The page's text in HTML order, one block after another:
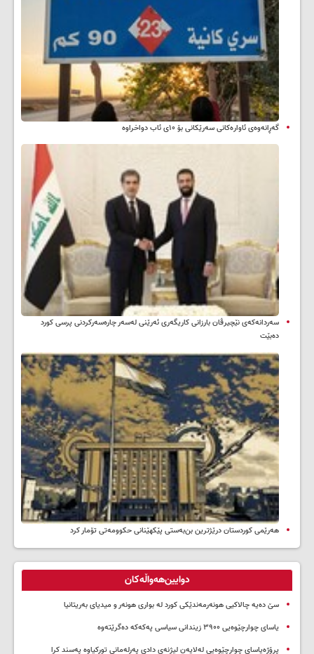
گەڕانەوەی ئاوارەکانی سەرێکانی بۆ ۱۰ی ئاب دواخراوە
سه‌ردانه‌کەی نێچیرڤان بارزانی كاریگه‌ری ئه‌رێنی له‌سه‌ر چاره‌سه‌ركردنی پرسی كورد
ده‌بێت
هەرێمی کوردستان درێژترین بن‌بەستی پێکهێنانی حکوومەتی تۆمار کرد
دوایین‌هەواڵەکان
سێ دەیە چالاکیی هونەرمەندێکی کورد لە بواری هونەر و میدیای بەریتانیا
یاسای چوارچێوەیی ۳۹۰۰ زیندانی سیاسی پەکەکە دەگرێتەوە
پڕۆژەیاسای چوارچێوەیی لەلایەن لیژنەی دادی پەرلەمانی تورکیاوە پەسند کرا